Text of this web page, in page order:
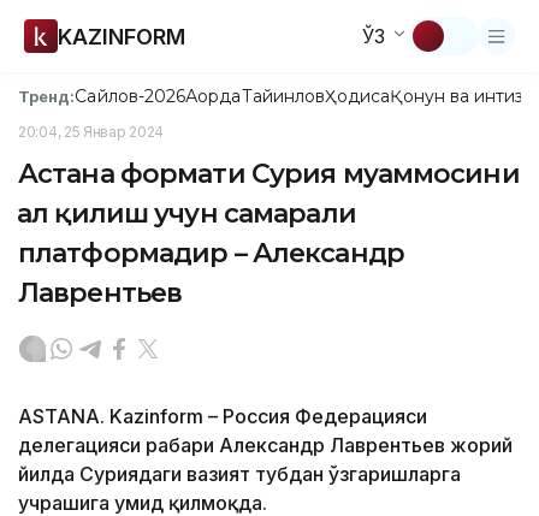
KAZINFORM ЎЗ
Тренд:Сайлов-2026АқордаТайинловҲодисаҚонун ва
20:04, 25 Январ 2024
Астана формати Сурия муаммосини
ҳал қилиш учун самарали
платформадир – Александр
Лаврентьев
ASTANA. Kazinform – Россия Федерацияси
делегацияси раҳбари Александр Лаврентьев жорий
йилда Суриядаги вазият тубдан ўзгаришларга
учрашига умид қилмоқда.